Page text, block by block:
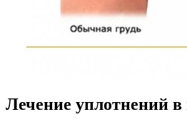
Лечение уплотнений в